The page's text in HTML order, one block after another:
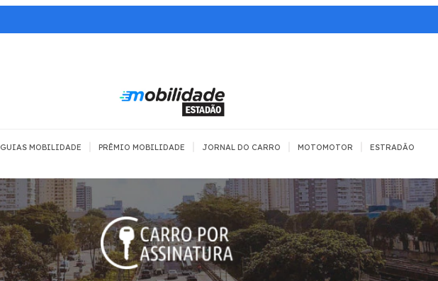
SEGURANÇA
Todos
Trânsito
Urbana
MOBILIDADE PARA QUÊ?
Todos
Dia a dia
Empreender
PCD
Todos
GUIAS MOBILIDADE PRÊMIO MOBILIDADE JORNAL DO CARRO MOTOMOTOR ESTRADÃO